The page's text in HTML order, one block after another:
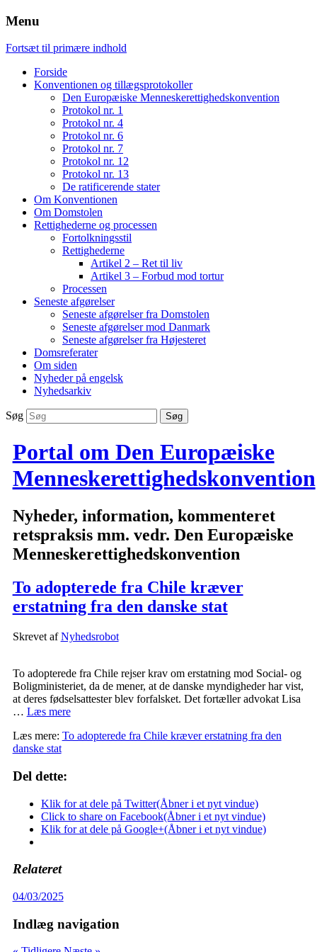
Menu
Fortsæt til primære indhold
Forside
Konventionen og tillægsprotokoller
Den Europæiske Menneskerettighedskonvention
Protokol nr. 1
Protokol nr. 4
Protokol nr. 6
Protokol nr. 7
Protokol nr. 12
Protokol nr. 13
De ratificerende stater
Om Konventionen
Om Domstolen
Rettighederne og processen
Fortolkningsstil
Rettighederne
Artikel 2 – Ret til liv
Artikel 3 – Forbud mod tortur
Processen
Seneste afgørelser
Seneste afgørelser fra Domstolen
Seneste afgørelser mod Danmark
Seneste afgørelser fra Højesteret
Domsreferater
Om siden
Nyheder på engelsk
Nyhedsarkiv
Søg
Portal om Den Europæiske
Menneskerettighedskonvention
Nyheder, information, kommenteret
retspraksis mm. vedr. Den Europæiske
Menneskerettighedskonvention
To adopterede fra Chile kræver
erstatning fra den danske stat
Skrevet afNyhedsrobot
To adopterede fra Chile rejser krav om erstatning mod Social- og
Boligministeriet, da de mener, at de danske myndigheder har vist,
at deres fødselsattester blev forfalsket. Det fortæller advokat Lisa
… Læs mere
Læs mere: To adopterede fra Chile kræver erstatning fra den
danske stat
Del dette:
Klik for at dele på Twitter(Åbner i et nyt vindue)
Click to share on Facebook(Åbner i et nyt vindue)
Klik for at dele på Google+(Åbner i et nyt vindue)
Relateret
04/03/2025
Indlæg navigation